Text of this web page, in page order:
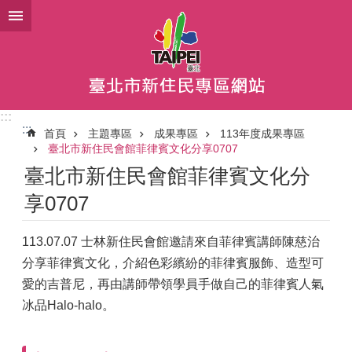
跳到主要內容區塊
:::
:::
首頁 主題專區 成果專區
113年度成果專區
臺北市新住民會館菲律賓文化分享0707
臺北市新住民會館菲律賓文化分
享0707
113.07.07 士林新住民會館邀請來自菲律賓講師陳慈治
分享菲律賓文化，介紹色彩繽紛的菲律賓服飾、造型可
愛的吉普尼，再由講師帶領學員手做自己的菲律賓人氣
冰品Halo-halo。